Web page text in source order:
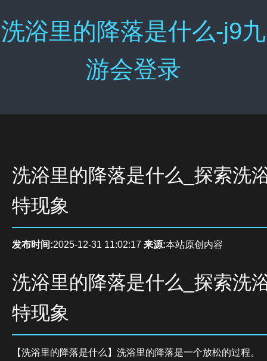
洗浴里的降落是什么-j9九
游会登录
洗浴里的降落是什么_探索洗
特现象
发布时间:2025-12-31 11:02:17 来源:本站原创内容
洗浴里的降落是什么_探索洗
特现象
【洗浴里的降落是什么】洗浴里的降落是一个放松的过程。